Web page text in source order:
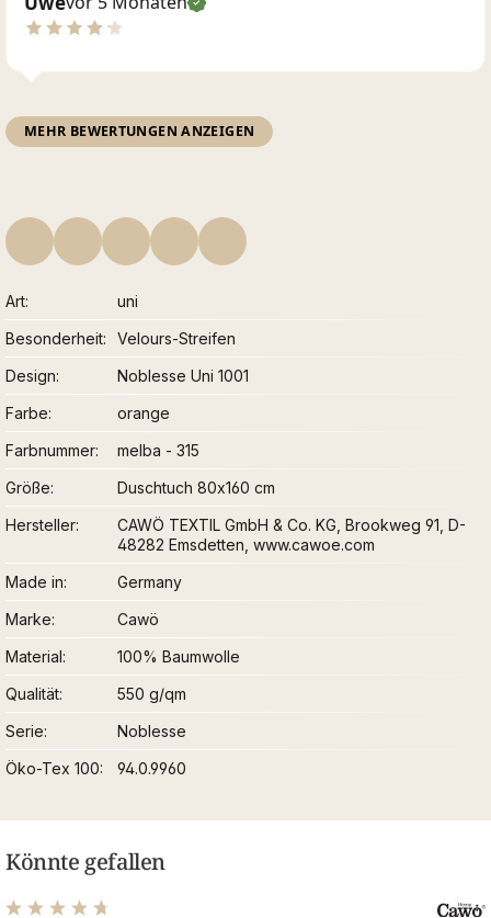
MEHR BEWERTUNGEN ANZEIGEN
Art
uni
Besonderheit
Velours-Streifen
Design
Noblesse Uni 1001
Farbe
orange
Farbnummer
melba - 315
Größe
Duschtuch 80x160 cm
Hersteller
CAWÖ TEXTIL GmbH & Co. KG, Brookweg 91, D-
48282 Emsdetten, www.cawoe.com
Made in
Germany
Marke
Cawö
Material
100% Baumwolle
Qualität
550 g/qm
Serie
Noblesse
Öko-Tex 100
94.0.9960
Könnte gefallen